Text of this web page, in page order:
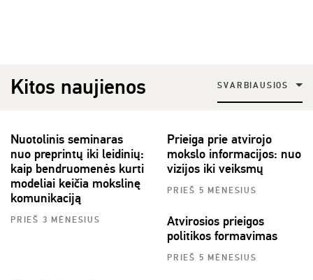
Kitos naujienos SVARBIAUSIOS
Nuotolinis seminaras
nuo preprintų iki leidinių:
kaip bendruomenės kurti
modeliai keičia mokslinę
komunikaciją
PRIEŠ 3 MĖNESIUS
Prieiga prie atvirojo
mokslo informacijos: nuo
vizijos iki veiksmų
PRIEŠ 5 MĖNESIUS
Atvirosios prieigos
politikos formavimas
PRIEŠ 5 MĖNESIUS